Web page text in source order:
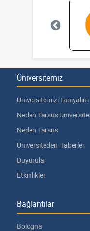
Üniversitemiz
Üniversitemizi Tanıyalım
Neden Tarsus
Neden Tarsus
Üniversiteden Haberler
Duyurular
Etkinlikler
Bağlantılar
Bologna